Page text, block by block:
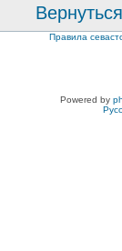
Правила
Powered by